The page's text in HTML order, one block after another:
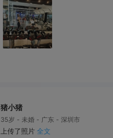
猪小猪
35岁 - 未婚 - 广东 - 深圳市
上传了照片 全文